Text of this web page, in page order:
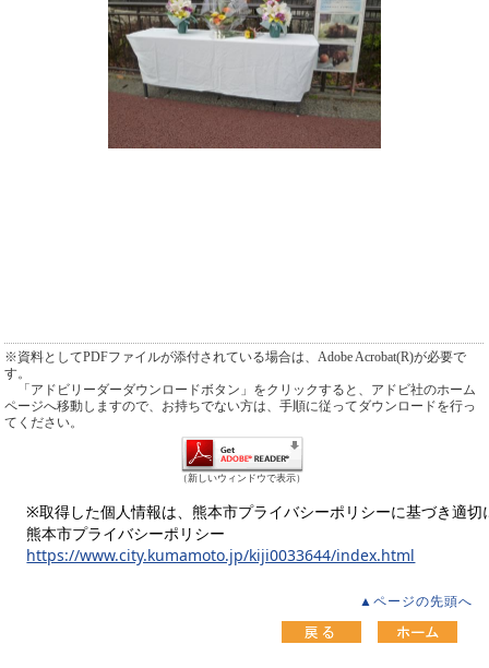
※資料としてPDFファイルが添付されている場合は、Adobe Acrobat(R)が必要で
す。
「アドビリーダーダウンロードボタン」をクリックすると、アドビ社のホーム
ページへ移動しますので、お持ちでない方は、手順に従ってダウンロードを行っ
てください。
（新しいウィンドウで表示）
※取得した個人情報は、熊本市プライバシーポリシーに基づき適切
熊本市プライバシーポリシー
https://www.city.kumamoto.jp/kiji0033644/index.html
▲ページの先頭へ